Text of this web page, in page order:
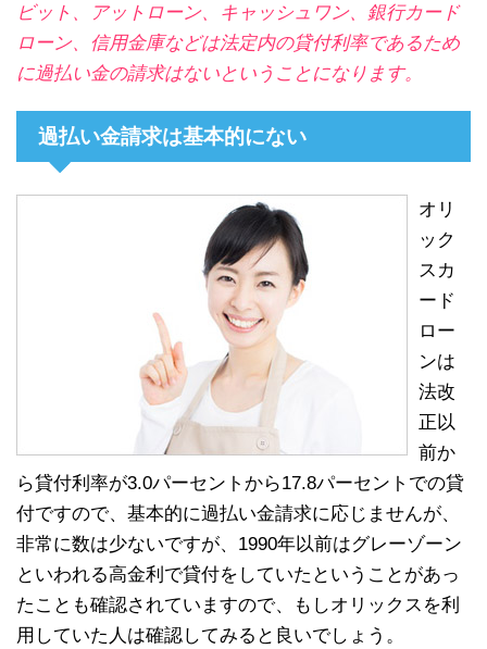
ビット、アットローン、キャッシュワン、銀行カード
ローン、信用金庫などは法定内の貸付利率であるため
に過払い金の請求はないということになります。
過払い金請求は基本的にない
オリ
ック
スカ
ード
ロー
ンは
法改
正以
前か
ら貸付利率が3.0パーセントから17.8パーセントでの貸
付ですので、基本的に過払い金請求に応じませんが、
非常に数は少ないですが、1990年以前はグレーゾーン
といわれる高金利で貸付をしていたということがあっ
たことも確認されていますので、もしオリックスを利
用していた人は確認してみると良いでしょう。